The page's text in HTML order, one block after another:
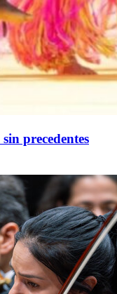
precedentes